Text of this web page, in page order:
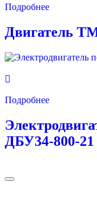
Подробнее
Двигатель
Подробнее
ДБУ34‑800‑21